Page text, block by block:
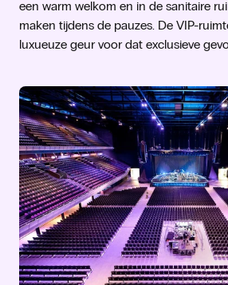
een warm welkom en in de sanitaire
maken tijdens de pauzes. De VIP-
luxueuze geur voor dat exclusieve